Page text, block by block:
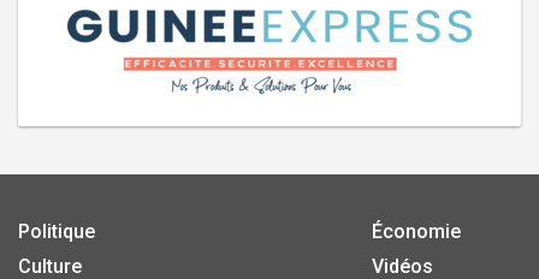
Politique
Culture
Économie
Vidéos